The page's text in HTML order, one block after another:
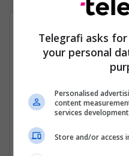
Telegrafi
Media
Prishtinë
30 Maj 2026
Telegrafi asks
your personal
Personalised
content
services development
Store and/or access